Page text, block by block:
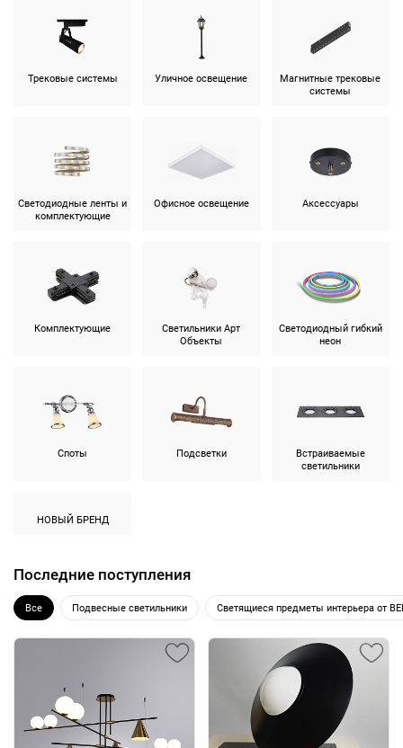
Трековые системы Уличное освещение
Магнитные трековые
системы
Светодиодные ленты и
комплектующие
Офисное освещение Аксессуары
Комплектующие
Светильники Арт
Объекты
Светодиодный гибкий
неон
Споты Подсветки
Встраиваемые
светильники
НОВЫЙ БРЕНД
Последние поступления
Все Подвесные светильники Светящиеся предметы интерьера от